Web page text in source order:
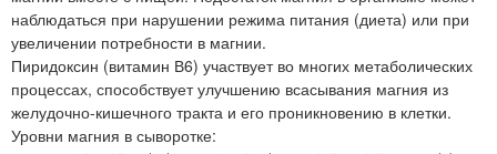
наблюдаться при нарушении режима питания (диета) или при
увеличении потребности в магнии.
Пиридоксин (витамин В6) участвует во многих метаболических
процессах, способствует улучшению всасывания магния из
желудочно-кишечного тракта и его проникновению в клетки.
Уровни магния в сыворотке: